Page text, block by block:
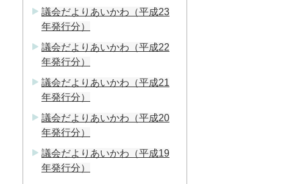
議会だよりあいかわ（平成23
年発行分）
議会だよりあいかわ（平成22
年発行分）
議会だよりあいかわ（平成21
年発行分）
議会だよりあいかわ（平成20
年発行分）
議会だよりあいかわ（平成19
年発行分）